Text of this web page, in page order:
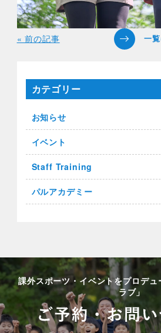
« 前の記事
カテゴリー
お知らせ
イベント
Staff Training
パルアカデミー
課外スポーツ・イベントをプロデ
ラブ」